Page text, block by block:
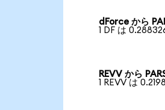
dForce から
1 DF は
REVV から
1 REVV は